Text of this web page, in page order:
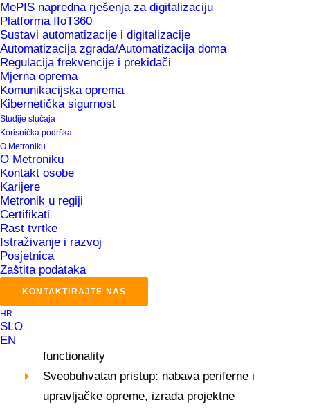
MePIS napredna rješenja za digitalizaciju
Platforma IIoT360
Sustavi automatizacije i digitalizacije
Automatizacija zgrada/Automatizacija doma
Regulacija frekvencije i prekidači
Mjerna oprema
Komunikacijska oprema
Kibernetička sigurnost
Studije slučaja
Korisnička podrška
O Metroniku
O Metroniku
Kontakt osobe
Karijere
Metronik u regiji
Certifikati
Rast tvrtke
Istraživanje i razvoj
Posjetnica
Zaštita podataka
KONTAKTIRAJTE NAS
HR
SLO
EN
Ključne značajke:
Osiguravaju optimalan rad energetskih i
HVAC sustava
functionality
Sveobuhvatan pristup: nabava periferne i
upravljačke opreme, izrada projektne